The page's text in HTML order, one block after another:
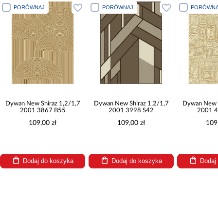
PORÓWNAJ
Dywan New Shiraz 1,2/1,7
2001 3867 B55
109,00 zł
Dodaj do koszyka
PORÓWNAJ
Dywan New Shiraz 1,2/1,7
2001 3998 S42
109,00 zł
Dodaj do koszyka
Dywan
2001